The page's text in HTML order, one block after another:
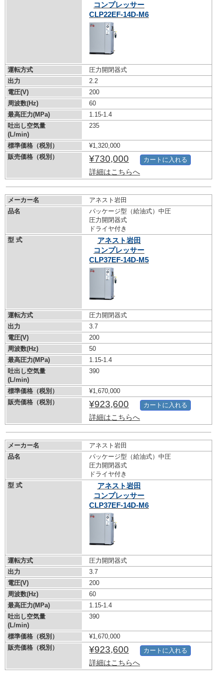
コンプレッサー
CLP22EF-14D-M6
運転方式
圧力開閉器式
出力
2.2
電圧(V)
200
周波数(Hz)
60
最高圧力(MPa)
1.15-1.4
吐出し空気量
(L/min)
235
標準価格（税別）
¥1,320,000
販売価格（税別）
¥730,000
詳細はこちらへ
カートに入れる
メーカー名
アネスト岩田
品名
パッケージ型（給油式）中圧
圧力開閉器式
ドライヤ付き
型 式
アネスト岩田
コンプレッサー
CLP37EF-14D-M5
運転方式
圧力開閉器式
出力
3.7
電圧(V)
200
周波数(Hz)
50
最高圧力(MPa)
1.15-1.4
吐出し空気量
(L/min)
390
標準価格（税別）
¥1,670,000
販売価格（税別）
¥923,600
詳細はこちらへ
カートに入れる
メーカー名
アネスト岩田
品名
パッケージ型（給油式）中圧
圧力開閉器式
ドライヤ付き
型 式
アネスト岩田
コンプレッサー
CLP37EF-14D-M6
運転方式
圧力開閉器式
出力
3.7
電圧(V)
200
周波数(Hz)
60
最高圧力(MPa)
1.15-1.4
吐出し空気量
(L/min)
390
標準価格（税別）
¥1,670,000
販売価格（税別）
¥923,600
詳細はこちらへ
カートに入れる